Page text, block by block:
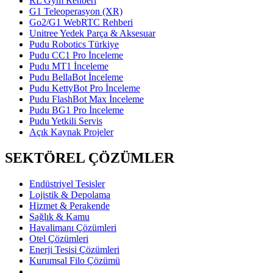
G1 Teleoperasyon (XR)
Go2/G1 WebRTC Rehberi
Unitree Yedek Parça & Aksesuar
Pudu Robotics Türkiye
Pudu CC1 Pro İnceleme
Pudu MT1 İnceleme
Pudu BellaBot İnceleme
Pudu KettyBot Pro İnceleme
Pudu FlashBot Max İnceleme
Pudu BG1 Pro İnceleme
Pudu Yetkili Servis
Açık Kaynak Projeler
SEKTÖREL ÇÖZÜMLER
Endüstriyel Tesisler
Lojistik & Depolama
Hizmet & Perakende
Sağlık & Kamu
Havalimanı Çözümleri
Otel Çözümleri
Enerji Tesisi Çözümleri
Kurumsal Filo Çözümü